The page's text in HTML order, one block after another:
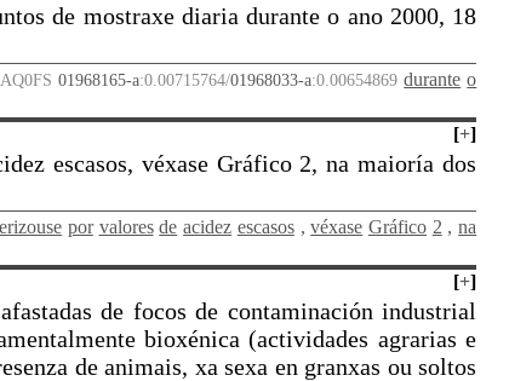
de mostraxe diaria durante o ano 2000, 18
AQ0FS01968165-a:0.00715764/01968033-a:0.00654869durante o
[+]
escasos, véxase Gráfico 2, na maioría dos
por valores de acidez escasos , véxase Gráfico 2 , na
[+]
de focos de contaminación industrial
bioxénica (actividades agrarias e
de animais, xa sexa en granxas ou soltos